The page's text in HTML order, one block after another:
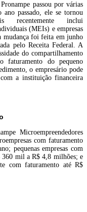
passou por várias
passado, ele se tornou
recentemente inclui
(MEIs) e empresas
mudança foi feita em junho
pelo Receita Federal. A
do compartilhamento
faturamento do pequeno
o empresário pode
a instituição financeira
Microempreendedores
com faturamento
pequenas empresas com
360 mil a R$ 4,8 milhões; e
com faturamento até R$